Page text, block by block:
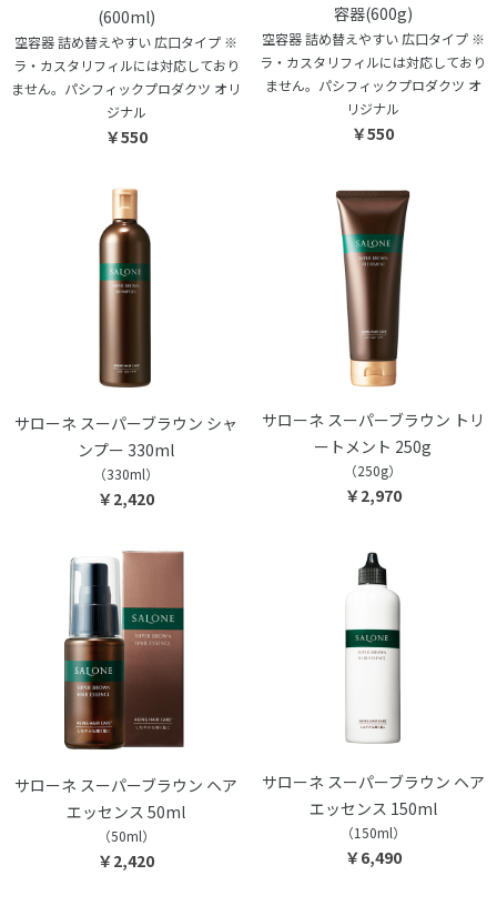
(600ml)
空容器 詰め替えやすい 広口タイプ ※
ラ・カスタリフィルには対応しており
ません。パシフィックプロダクツ オリ
ジナル
￥550
容器(600g)
空容器 詰め替えやすい 広口タイプ ※
ラ・カスタリフィルには対応しており
ません。パシフィックプロダクツ オ
リジナル
￥550
サローネ スーパーブラウン シャ
ンプー 330ml
（330ml）
￥2,420
サローネ スーパーブラウン トリ
ートメント 250g
（250g）
￥2,970
サローネ スーパーブラウン ヘア
エッセンス 50ml
（50ml）
￥2,420
サローネ スーパーブラウン ヘア
エッセンス 150ml
（150ml）
￥6,490